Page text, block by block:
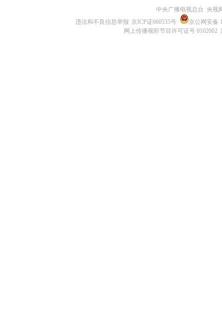
中央广播电视总台 央视
违法和不良信息举报 京ICP证060535号
京公网安备
网上传播视听节目许可证号 0102002